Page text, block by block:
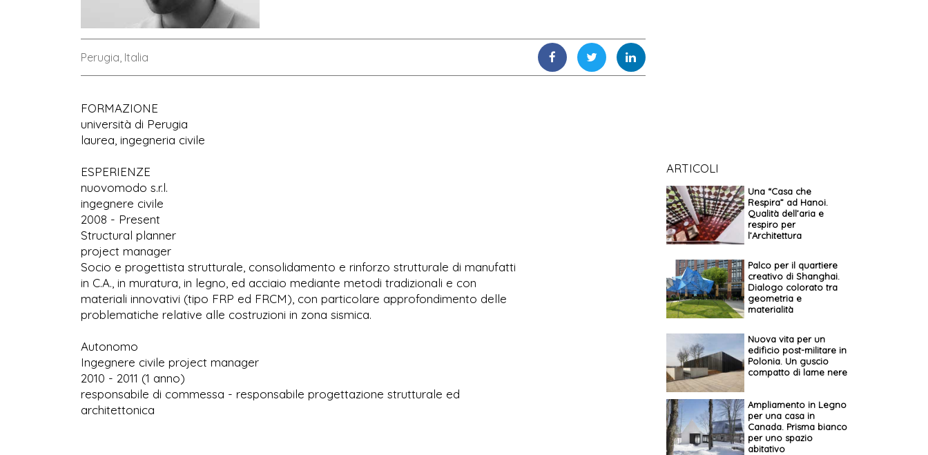
Perugia, Italia
FORMAZIONE
università di Perugia
laurea, ingegneria civile
ESPERIENZE
nuovomodo s.r.l.
ingegnere civile
2008 - Present
Structural planner
project manager
Socio e progettista strutturale, consolidamento e rinforzo strutturale di manufatti
in C.A., in muratura, in legno, ed acciaio mediante metodi tradizionali e con
materiali innovativi (tipo FRP ed FRCM), con particolare approfondimento delle
problematiche relative alle costruzioni in zona sismica.
Autonomo
Ingegnere civile project manager
2010 - 2011 (1 anno)
responsabile di commessa - responsabile progettazione strutturale ed
architettonica
ARTICOLI
Una “Casa che
Respira” ad Hanoi.
Qualità dell’aria e
respiro per
l’Architettura
Palco per il quartiere
creativo di Shanghai.
Dialogo colorato tra
geometria e
materialità
Nuova vita per un
edificio post-militare in
Polonia. Un guscio
compatto di lame nere
Ampliamento in Legno
per una casa in
Canada. Prisma bianco
per uno spazio
abitativo